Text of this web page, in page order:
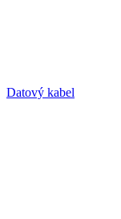
Datový kabel